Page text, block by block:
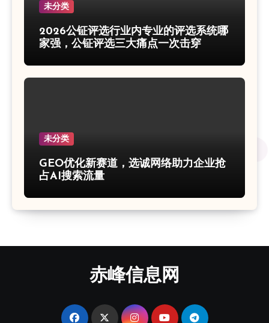
未分类
2026公钲评选行业内专业的评选系统哪
家强，公钲评选三大痛点一次击穿
未分类
GEO优化新赛道，选诚网络助力企业抢
占AI搜索流量
赤峰信息网